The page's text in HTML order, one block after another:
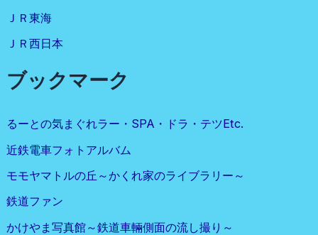
ＪＲ東海
ＪＲ西日本
ブックマーク
るーとの気まぐれラー・SPA・ドラ・テツetc.
近鉄電車フォトアルバム
モモヤマトルの丘～かくれ家のライブラリー～
鉄道ファン
かけやま写真館～鉄道車輛側面の流し撮り～